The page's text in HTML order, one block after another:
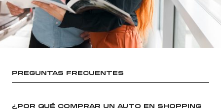
PREGUNTAS FRECUENTES
¿POR QUÉ COMPRAR UN AUTO EN SHOPPING